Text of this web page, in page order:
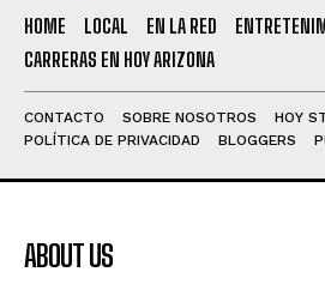
HOME LOCAL EN LA RED
CARRERAS EN HOY ARIZONA
CONTACTO SOBRE NOSOTROS
HOY
POLÍTICA DE PRIVACIDAD
BLOGGERS
ABOUT US